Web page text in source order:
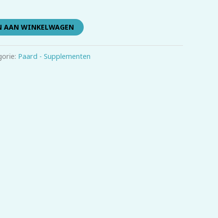
AAN WINKELWAGEN
Paard - Supplementen